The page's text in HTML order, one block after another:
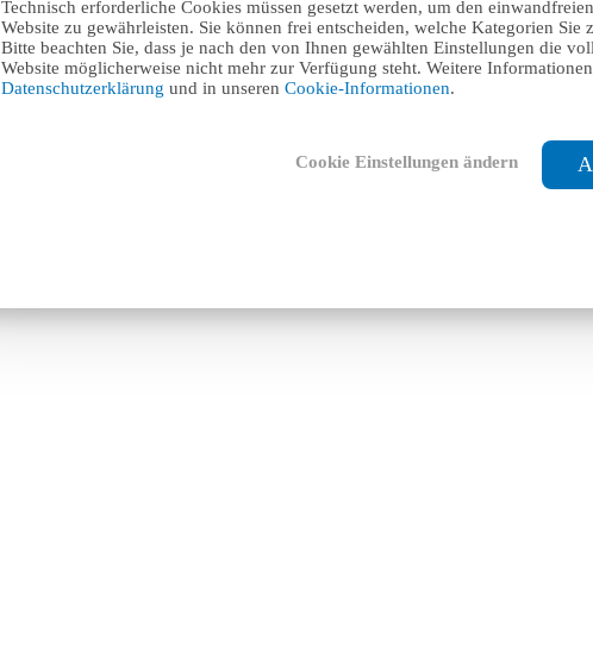
Technisch erforderliche Cookies müssen gesetzt werden, um den
Website zu gewährleisten. Sie können frei entscheiden, welche Kategorien Sie
Bitte beachten Sie, dass je nach den von Ihnen gewählten Einstellungen die
Website möglicherweise nicht mehr zur Verfügung steht. Weitere
Datenschutzerklärung und in unseren Cookie-Informationen.
Cookie Einstellungen ändern